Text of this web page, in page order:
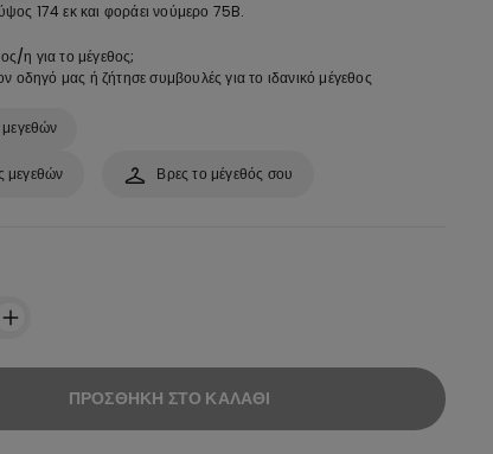
174 εκ και φοράει νούμερο 75B.
η για το μέγεθος;
οδηγό μας ή ζήτησε συμβουλές για το ιδανικό μέγεθος
Βρες το μέγεθός σου
μεγεθών
ΠΡΟΣΘΉΚΗ ΣΤΟ ΚΑΛΆΘΙ